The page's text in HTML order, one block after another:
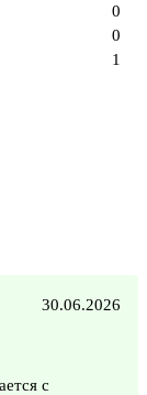
1
0
0
30.06.2026
с